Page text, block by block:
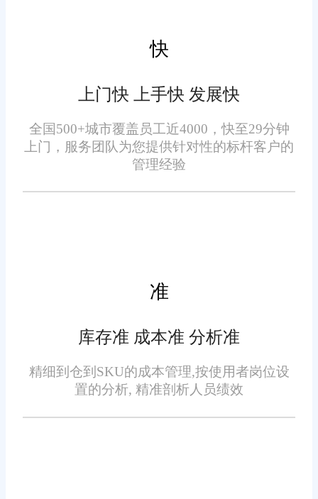
医药企业实现原材料的精准采购
和成本控制。同时，系统还提供
了丰富的报表和分析工具，帮助
企业深入了解供应商表现、采购
成本等情况，为采购决策提供支
持。
生产管理：系统支持GMP(良
好生产规范)管理，确保生产过程
符合相关法规要求。通过生产计
划制定、生产进度跟踪、质量监
提供了精准的库存管理和预警功
态，避免库存积压和缺货现象。
同时，系统还支持批次追溯，确
保药品质量可追溯，为企业的品
快
上门快 上手快 发展快
全国500+城市覆盖员工近4000，快至29分钟
上门，服务团队为您提供针对性的标杆客户的
管理经验
准
库存准 成本准 分析准
精细到仓到SKU的成本管理,按使用者岗位设
置的分析, 精准剖析人员绩效